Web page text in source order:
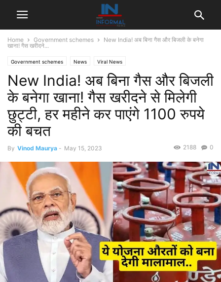
Home Government schemes
New India! अब बिना गैस और बिजली के बनेगा
खाना! गैस खरीदने...
Government schemes News Viral News
New India! अब बिना गैस और बिजली
के बनेगा खाना! गैस खरीदने से मिलेगी
छुट्टी, हर महीने कर पाएंगे 1100 रुपये
की बचत
By Vinod Maurya - May 15, 2023 0
2188